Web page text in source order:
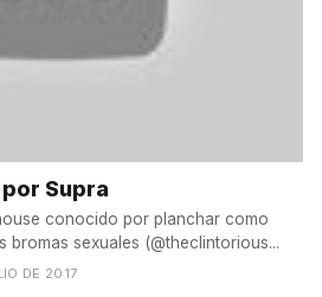
Supra
conocido por planchar como
bromas sexuales (@theclintorious...
DE 2017